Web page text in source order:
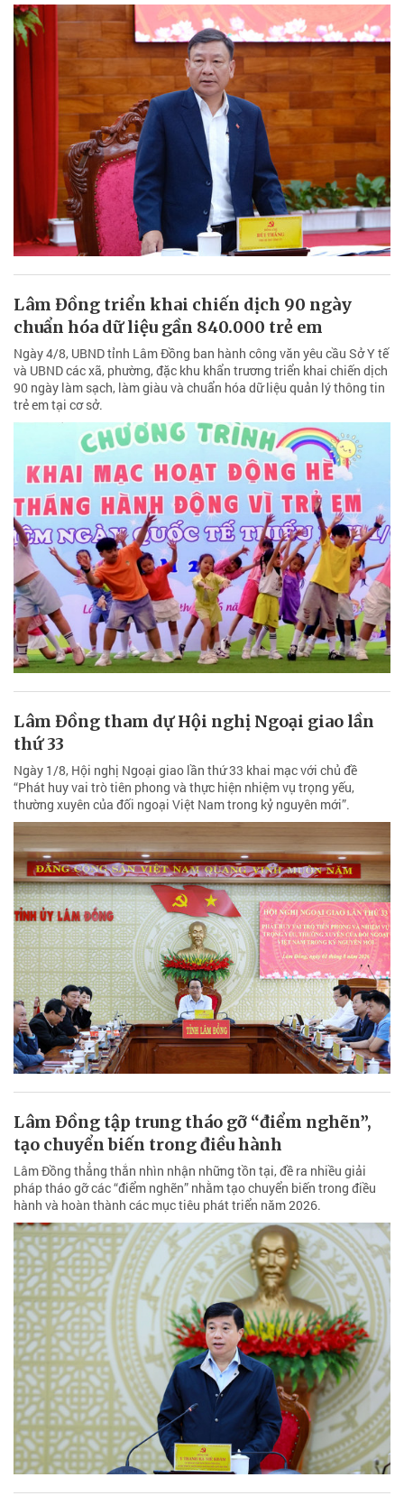
Lâm Đồng quyết tâm giải phóng mặt bằng
sạch bàn giao cho 2 dự án cao tốc trước tháng
Sáng 3/8, đồng chí Bùi Thắng, Phó Bí thư Tỉnh ủy Lâm Đồng chủ trì
buổi làm việc với đại diện lãnh đạo UBND tỉnh để nghe báo cáo tình
hình triển khai 2 dự án Cao tốc Tân Phú - Bảo Lộc và Cao tốc Bảo
Lộc - Liên Khương.
Lâm Đồng triển khai chiến dịch 90 ngày
chuẩn hóa dữ liệu gần 840.000 trẻ em
Ngày 4/8, UBND tỉnh Lâm Đồng ban hành công văn yêu cầu Sở Y tế
và UBND các xã, phường, đặc khu khẩn trương triển khai chiến dịch
90 ngày làm sạch, làm giàu và chuẩn hóa dữ liệu quản lý thông tin
trẻ em tại cơ sở.
Lâm Đồng tham dự Hội nghị Ngoại giao lần
thứ 33
Ngày 1/8, Hội nghị Ngoại giao lần thứ 33 khai mạc với chủ đề
“Phát huy vai trò tiên phong và thực hiện nhiệm vụ trọng yếu,
thường xuyên của đối ngoại Việt Nam trong kỷ nguyên mới”.
Lâm Đồng tập trung tháo gỡ “điểm nghẽn”,
tạo chuyển biến trong điều hành
Lâm Đồng thẳng thắn nhìn nhận những tồn tại, đề ra nhiều giải
pháp tháo gỡ các “điểm nghẽn” nhằm tạo chuyển biến trong điều
hành và hoàn thành các mục tiêu phát triển năm 2026.